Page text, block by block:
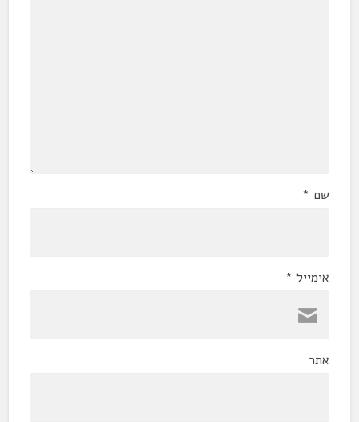
שם *
אימייל *
אתר